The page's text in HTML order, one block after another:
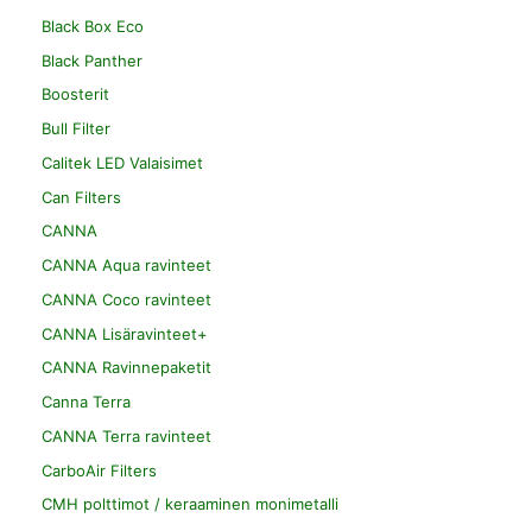
Black Box Eco
Black Panther
Boosterit
Bull Filter
Calitek LED Valaisimet
Can Filters
CANNA
CANNA Aqua ravinteet
CANNA Coco ravinteet
CANNA Lisäravinteet+
CANNA Ravinnepaketit
Canna Terra
CANNA Terra ravinteet
CarboAir Filters
CMH polttimot / keraaminen monimetalli